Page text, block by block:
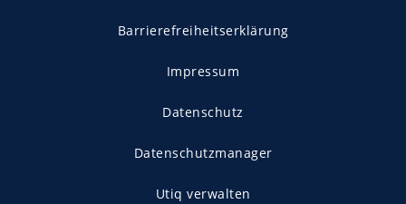
Barrierefreiheitserklärung
Impressum
Datenschutz
Datenschutzmanager
Utiq verwalten